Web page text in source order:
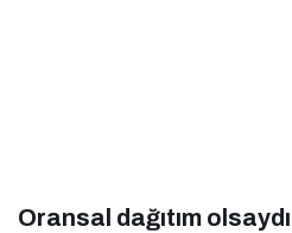
Oransal dağıtım